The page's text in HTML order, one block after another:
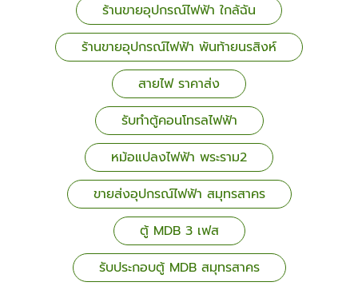
ร้านขายอุปกรณ์ไฟฟ้า ใกล้ฉัน
ร้านขายอุปกรณ์ไฟฟ้า พันท้ายนรสิงห์
สายไฟ ราคาส่ง
รับทำตู้คอนโทรลไฟฟ้า
หม้อแปลงไฟฟ้า พระราม2
ขายส่งอุปกรณ์ไฟฟ้า สมุทรสาคร
ตู้ MDB 3 เฟส
รับประกอบตู้ MDB สมุทรสาคร